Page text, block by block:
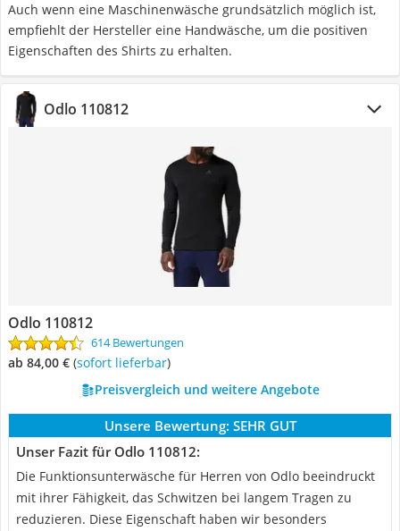
Auch wenn eine Maschinenwäsche grundsätzlich möglich ist,
empfiehlt der Hersteller eine Handwäsche, um die positiven
Eigenschaften des Shirts zu erhalten.
Odlo 110812
Odlo 110812
614 Bewertungen
ab 84,00 € ( Sofort lieferbar)
Preisvergleich und weitere Angebote
Unsere Bewertung: SEHR GUT
Unser Fazit für Odlo 110812:
Die Funktionsunterwäsche für Herren von Odlo beeindruckt
mit ihrer Fähigkeit, das Schwitzen bei langem Tragen zu
reduzieren. Diese Eigenschaft haben wir besonders